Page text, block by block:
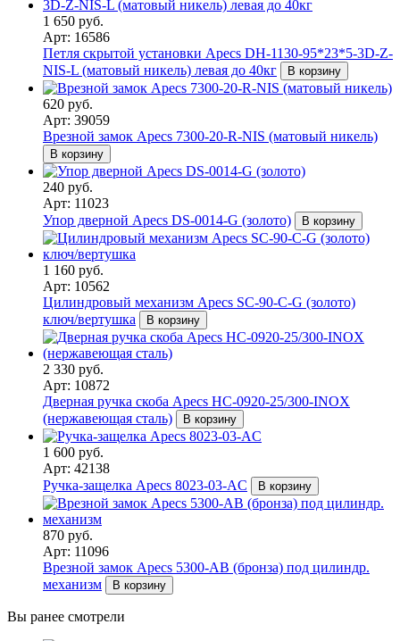
1 650 руб.
Арт: 16586
Петля скрытой установки Apecs DH-1130-95*23*5-3D-Z-
NIS-L (матовый никель) левая до 40кг
В корзину
620 руб.
Арт: 39059
Врезной замок Apecs 7300-20-R-NIS (матовый никель)
В корзину
240 руб.
Арт: 11023
Упор дверной Apecs DS-0014-G (золото)
В корзину
1 160 руб.
Арт: 10562
Цилиндровый механизм Apecs SC-90-C-G (золото)
ключ/вертушка
В корзину
2 330 руб.
Арт: 10872
Дверная ручка скоба Apecs HC-0920-25/300-INOX
(нержавеющая сталь)
В корзину
1 600 руб.
Арт: 42138
Ручка-защелка Apecs 8023-03-AC
В корзину
870 руб.
Арт: 11096
Врезной замок Apecs 5300-AB (бронза) под цилиндр.
механизм
В корзину
Вы ранее смотрели